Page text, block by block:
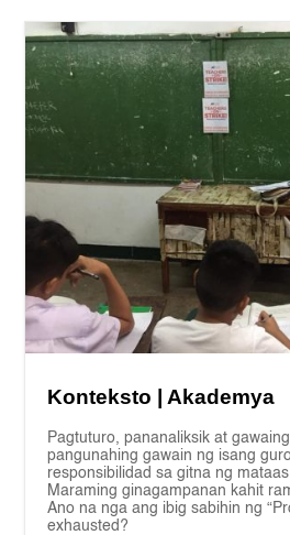
Konteksto | Akademya
Pagtuturo, pananaliksik at
pangunahing gawain ng isang
responsibilidad sa gitna ng
Maraming ginagampanan kahit
Ano na nga ang ibig sabihin ng
exhausted?